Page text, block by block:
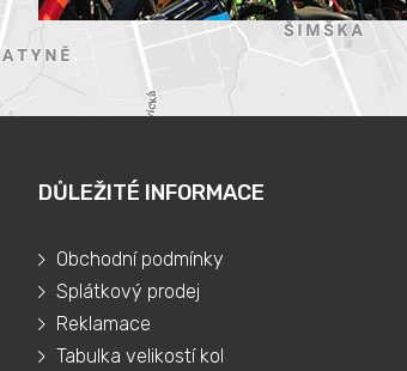
DŮLEŽITÉ INFORMACE
Obchodní podmínky
Splátkový prodej
Reklamace
Tabulka velikostí kol